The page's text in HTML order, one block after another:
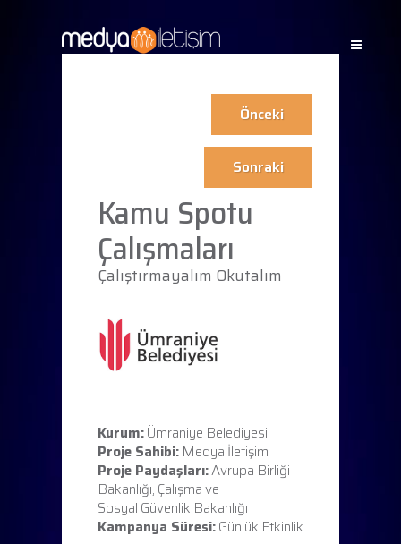
Önceki
Sonraki
Kamu Spotu
Çalışmaları
Çalıştırmayalım Okutalım
Kurum:Ümraniye Belediyesi
Proje Sahibi: Medya İletişim
Proje Paydaşları:Avrupa Birliği
Bakanlığı, Çalışma ve
Sosyal Güvenlik Bakanlığı
Kampanya Süresi:Günlük Etkinlik